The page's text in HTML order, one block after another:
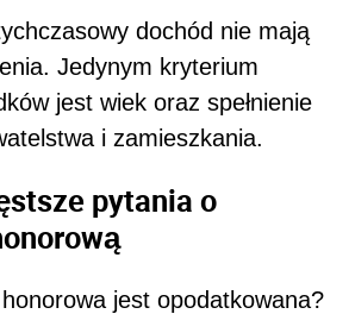
dochód nie mają
Jedynym kryterium
jest wiek oraz spełnienie
i zamieszkania.
pytania o
jest opodatkowana?